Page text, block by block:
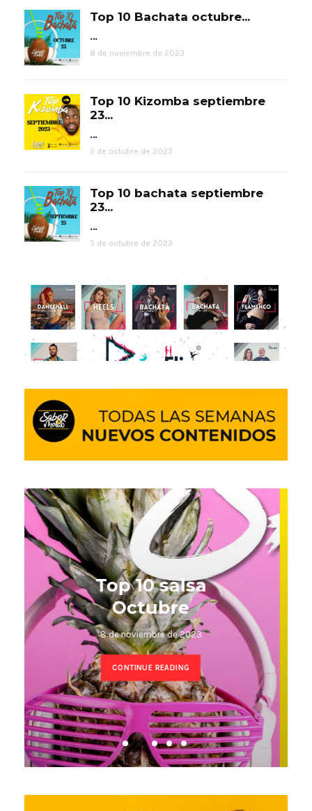
Top 10 Bachata octubre...
…
8 de noviembre de 2023
Top 10 Kizomba septiembre
23...
…
5 de octubre de 2023
Top 10 bachata septiembre
23...
…
5 de octubre de 2023
Top 10 Kizomba
octubre
8 de noviembre de 2023
CONTINUE READING